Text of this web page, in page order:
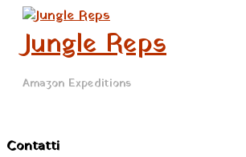
Vai
contenuto
Jungle Reps
Amazon Expeditions
Menu
principale
Contatti